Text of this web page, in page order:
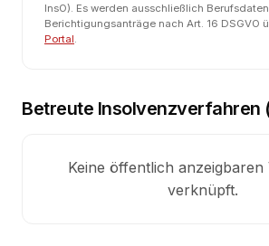
InsO). Es werden ausschließlich
Berichtigungsanträge nach Art. 16 DSGVO
Portal.
Betreute Insolvenzverfahren
Keine öffentlich
verknüpft.